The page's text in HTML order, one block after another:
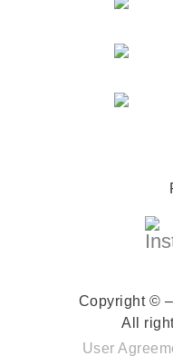
Copyright ©
All
User